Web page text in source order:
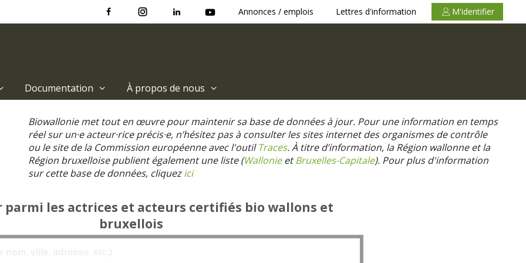
Annonces / emplois Lettres d'information M'identifier
Documentation À propos de nous
Biowallonie met tout en œuvre pour maintenir sa base de données à jour. Pour une information en temps
réel sur un·e acteur·rice précis·e, n’hésitez pas à consulter les sites internet des organismes de contrôle
ou le site de la Commission européenne avec l'outilTraces. À titre d’information, la Région wallonne et la
Région bruxelloise publient également une liste (WallonieetBruxelles-Capitale). Pour plus d'information
sur cette base de données, cliquezici
parmi les actrices et acteurs certifiés bio wallons et
bruxellois